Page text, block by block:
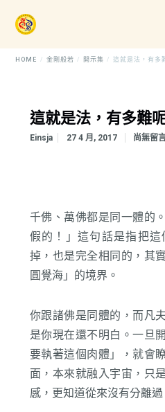
HOME 金剛般若 開示集 這就是法，有多
這就是法，有多難
Einsja 27 4 月, 2017 尚無留
千佛、萬佛都是同一體的
假的！」這句話是指把
掉，也是完全相同的，其
圓覺海」的境界。
你跟諸佛是同體的，而凡
是你現在還不明白。一旦
要執著這個肉體」，就會
面，本來就融入宇宙，只
感，更知道從來沒有分離過